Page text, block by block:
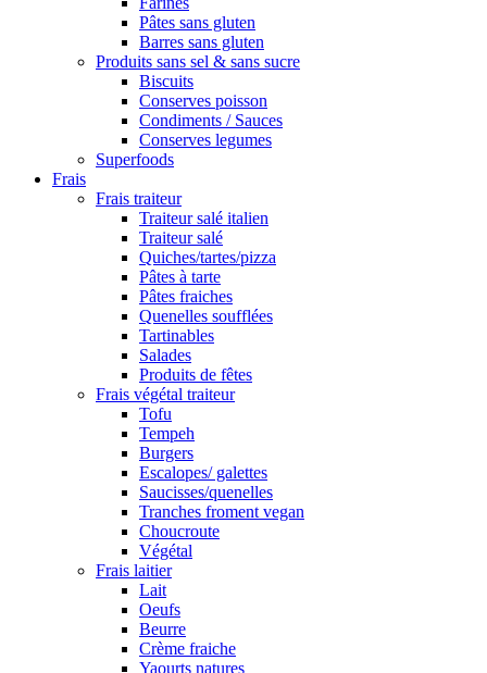
Pâtes sans gluten
Barres sans gluten
Produits sans sel & sans sucre
Biscuits
Conserves poisson
Condiments / Sauces
Conserves legumes
Superfoods
Frais
Frais traiteur
Traiteur salé italien
Traiteur salé
Quiches/tartes/pizza
Pâtes à tarte
Pâtes fraiches
Quenelles soufflées
Tartinables
Salades
Produits de fêtes
Frais végétal traiteur
Tofu
Tempeh
Burgers
Escalopes/ galettes
Saucisses/quenelles
Tranches froment vegan
Choucroute
Végétal
Frais laitier
Lait
Oeufs
Beurre
Crème fraiche
Yaourts natures